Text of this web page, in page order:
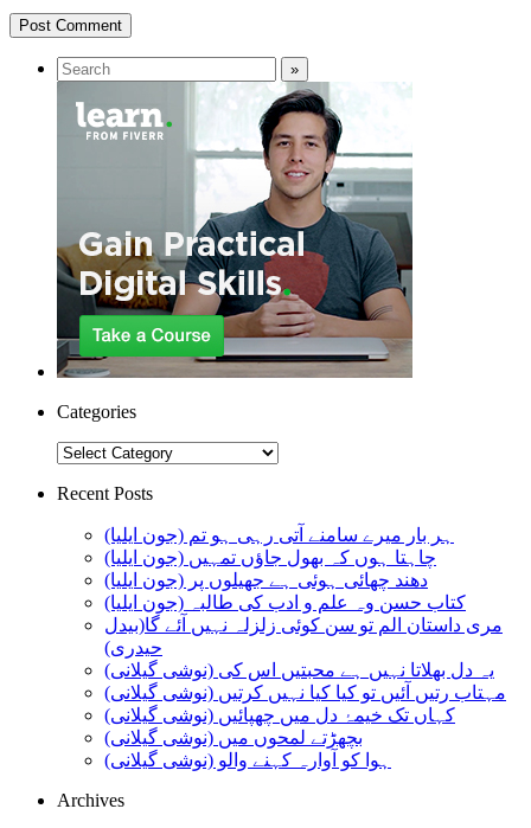
Categories
Categories
Recent Posts
ہر بار میرے سامنے آتی رہی ہو تم (جون ایلیا)
چاہتا ہوں کہ بھول جاؤں تمہیں (جون ایلیا)
دھند چھائی ہوئی ہے جھیلوں پر (جون ایلیا)
کتاب حسن وہ علم و ادب کی طالبہ (جون ایلیا)
مری داستان الم تو سن کوئی زلزلہ نہیں آئے گا(بیدل
حیدری)
یہ دل بھلاتا نہیں ہے محبتیں اس کی (نوشی گیلانی)
مہتاب رتیں آئیں تو کیا کیا نہیں کرتیں (نوشی گیلانی)
کہاں تک خیمۂ دل میں چھپائیں (نوشی گیلانی)
بچھڑتے لمحوں میں (نوشی گیلانی)
ہوا کو آوارہ کہنے والو (نوشی گیلانی)
Archives